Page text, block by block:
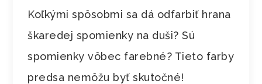
Koľkými spôsobmi sa dá odfarbiť hrana
škaredej spomienky na duši? Sú
spomienky vôbec farebné? Tieto farby
predsa nemôžu byť skutočné!